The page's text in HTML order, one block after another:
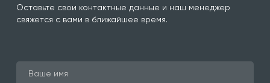
Оставьте свои контактные данные и наш менеджер
свяжется с вами в ближайшее время.